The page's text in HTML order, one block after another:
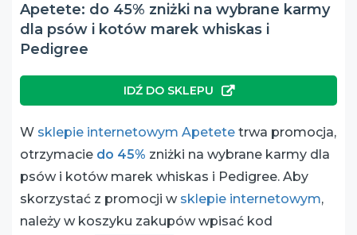
Apetete: do 45% zniżki na wybrane karmy
dla psów i kotów marek whiskas i
Pedigree
IDŹ DO SKLEPU
W sklepie internetowym Apetete trwa promocja,
otrzymacie do 45% zniżki na wybrane karmy dla
psów i kotów marek whiskas i Pedigree. Aby
skorzystać z promocji w sklepie internetowym,
należy w koszyku zakupów wpisać kod